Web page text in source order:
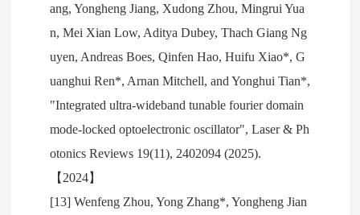
ang, Yongheng Jiang, Xudong Zhou, Mingrui Yua
n, Mei Xian Low, Aditya Dubey, Thach Giang Ng
uyen, Andreas Boes, Qinfen Hao, Huifu Xiao*, G
uanghui Ren*, Arnan Mitchell, and Yonghui Tian*,
"Integrated ultra-wideband tunable fourier domain
mode-locked optoelectronic oscillator", Laser & Ph
otonics Reviews 19(11), 2402094 (2025).
【2024】
[13] Wenfeng Zhou, Yong Zhang*, Yongheng Jian